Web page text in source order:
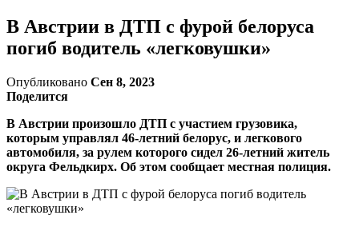
В Австрии в ДТП с фурой белоруса
погиб водитель «легковушки»
Опубликовано Сен 8, 2023
Поделится
В Австрии произошло ДТП с участием грузовика,
которым управлял 46-летний белорус, и легкового
автомобиля, за рулем которого сидел 26-летний житель
округа Фельдкирх. Об этом сообщает местная полиция.